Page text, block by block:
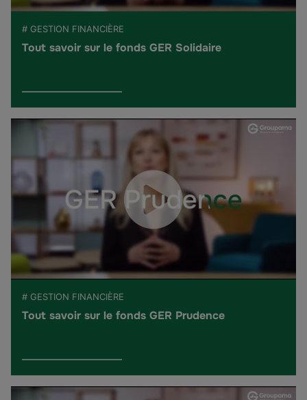
# GESTION FINANCIÈRE
Tout savoir sur le fonds GER Solidaire
# GESTION FINANCIÈRE
Tout savoir sur le fonds GER Prudence